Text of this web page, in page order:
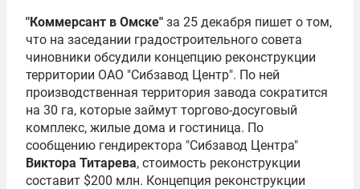
"Коммерсант в Омске" за 25 декабря пишет о том,
что на заседании градостроительного совета
чиновники обсудили концепцию реконструкции
территории ОАО "Сибзавод Центр". По ней
производственная территория завода сократится
на 30 га, которые займут торгово-досуговый
комплекс, жилые дома и гостиница. По
сообщению гендиректора "Сибзавод Центра"
Виктора Титарева, стоимость реконструкции
составит $200 млн. Концепция реконструкции